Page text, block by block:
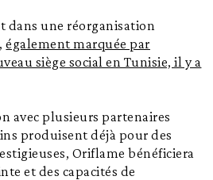
dans une réorganisation
également marquée par
siège social en Tunisie, il y a
avec plusieurs partenaires
produisent déjà pour des
Oriflame bénéficiera
et des capacités de